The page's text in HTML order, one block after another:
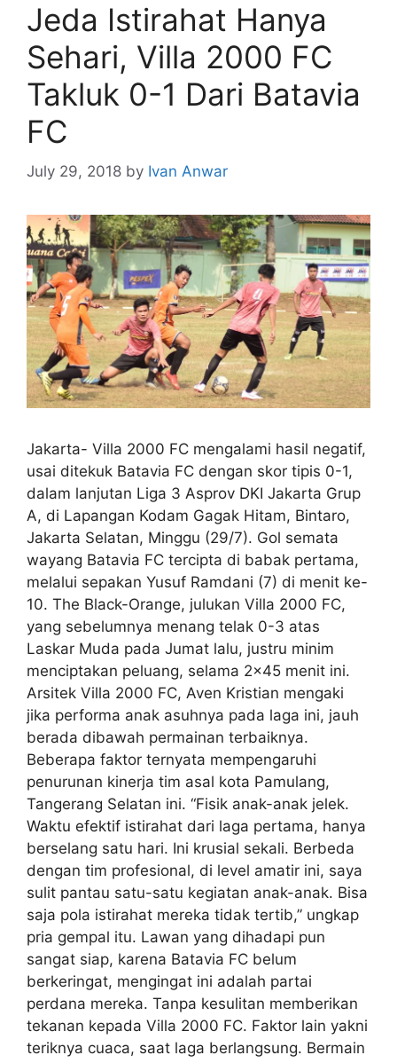
Jeda Istirahat Hanya
Sehari, Villa 2000 FC
Takluk 0-1 Dari Batavia
FC
July 29, 2018 by Ivan Anwar
Jakarta- Villa 2000 FC mengalami hasil negatif,
usai ditekuk Batavia FC dengan skor tipis 0-1,
dalam lanjutan Liga 3 Asprov DKI Jakarta Grup
A, di Lapangan Kodam Gagak Hitam, Bintaro,
Jakarta Selatan, Minggu (29/7). Gol semata
wayang Batavia FC tercipta di babak pertama,
melalui sepakan Yusuf Ramdani (7) di menit ke-
10. The Black-Orange, julukan Villa 2000 FC,
yang sebelumnya menang telak 0-3 atas
Laskar Muda pada Jumat lalu, justru minim
menciptakan peluang, selama 2×45 menit ini.
Arsitek Villa 2000 FC, Aven Kristian mengaki
jika performa anak asuhnya pada laga ini, jauh
berada dibawah permainan terbaiknya.
Beberapa faktor ternyata mempengaruhi
penurunan kinerja tim asal kota Pamulang,
Tangerang Selatan ini. “Fisik anak-anak jelek.
Waktu efektif istirahat dari laga pertama, hanya
berselang satu hari. Ini krusial sekali. Berbeda
dengan tim profesional, di level amatir ini, saya
sulit pantau satu-satu kegiatan anak-anak. Bisa
saja pola istirahat mereka tidak tertib,” ungkap
pria gempal itu. Lawan yang dihadapi pun
sangat siap, karena Batavia FC belum
berkeringat, mengingat ini adalah partai
perdana mereka. Tanpa kesulitan memberikan
tekanan kepada Villa 2000 FC. Faktor lain yakni
teriknya cuaca, saat laga berlangsung. Bermain